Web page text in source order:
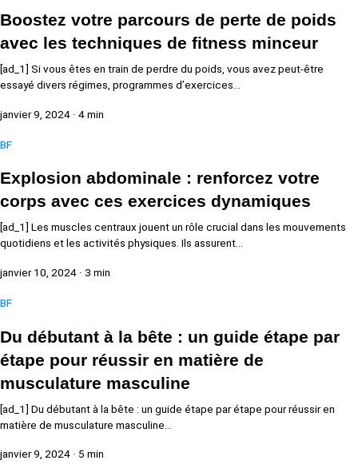
Boostez votre parcours de perte de poids
avec les techniques de fitness minceur
[ad_1] Si vous êtes en train de perdre du poids, vous avez peut-être
essayé divers régimes, programmes d’exercices…
janvier 9, 2024 · 4 min
BF
Explosion abdominale : renforcez votre
corps avec ces exercices dynamiques
[ad_1] Les muscles centraux jouent un rôle crucial dans les mouvements
quotidiens et les activités physiques. Ils assurent…
janvier 10, 2024 · 3 min
BF
Du débutant à la bête : un guide étape par
étape pour réussir en matière de
musculature masculine
[ad_1] Du débutant à la bête : un guide étape par étape pour réussir en
matière de musculature masculine…
janvier 9, 2024 · 5 min